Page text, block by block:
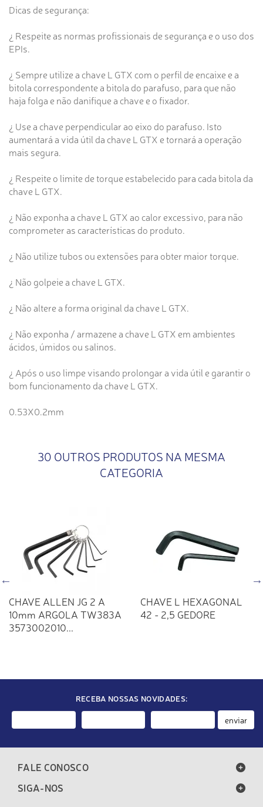
Dicas de segurança:
¿ Respeite as normas profissionais de segurança e o uso dos
EPIs.
¿ Sempre utilize a chave L GTX com o perfil de encaixe e a
bitola correspondente a bitola do parafuso, para que não
haja folga e não danifique a chave e o fixador.
¿ Use a chave perpendicular ao eixo do parafuso. Isto
aumentará a vida útil da chave L GTX e tornará a operação
mais segura.
¿ Respeite o limite de torque estabelecido para cada bitola da
chave L GTX.
¿ Não exponha a chave L GTX ao calor excessivo, para não
comprometer as características do produto.
¿ Não utilize tubos ou extensões para obter maior torque.
¿ Não golpeie a chave L GTX.
¿ Não altere a forma original da chave L GTX.
¿ Não exponha / armazene a chave L GTX em ambientes
ácidos, úmidos ou salinos.
¿ Após o uso limpe visando prolongar a vida útil e garantir o
bom funcionamento da chave L GTX.
0.53X0.2mm
30 OUTROS PRODUTOS NA MESMA
CATEGORIA
CHAVE ALLEN JG 2 A
10mm ARGOLA TW383A
3573002010...
CHAVE L HEXAGONAL
42 - 2,5 GEDORE
RECEBA NOSSAS NOVIDADES:
enviar
FALE CONOSCO
SIGA-NOS